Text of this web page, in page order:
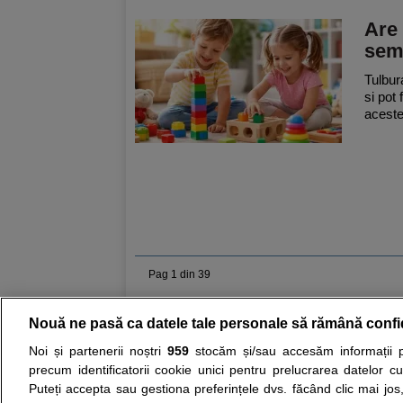
Are
si pot
Pag 1 din 39
Resurse: Autoevaluare simptome
Opiniile avizate ale medicilor, sfaturile si orice
nici diagnosticul stabilit in urma investigatiilor si
Nouă ne pasă ca datele tale personale să rămână
Noi și partenerii noștri 959stocăm și/sau accesăm informații
precum identificatorii cookie unici pentru prelucrarea datelor
Puteți accepta sau gestiona preferințele dvs. făcând clic mai